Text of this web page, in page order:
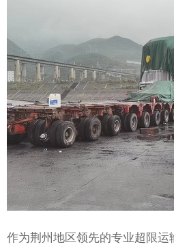
作为荆州地区领先的专业超限